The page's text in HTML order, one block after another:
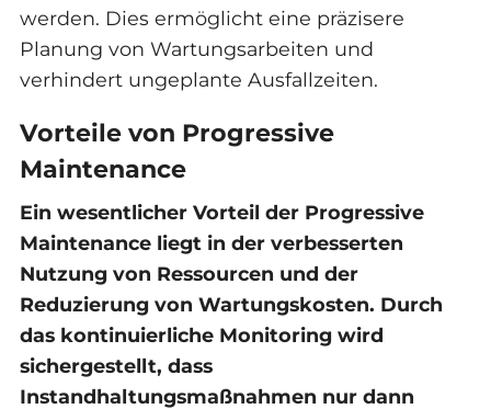
werden. Dies ermöglicht eine präzisere
Planung von Wartungsarbeiten und
verhindert ungeplante Ausfallzeiten.
Vorteile von Progressive
Maintenance
Ein wesentlicher Vorteil der Progressive
Maintenance liegt in der verbesserten
Nutzung von Ressourcen und der
Reduzierung von Wartungskosten. Durch
das kontinuierliche Monitoring wird
sichergestellt, dass
Instandhaltungsmaßnahmen nur dann